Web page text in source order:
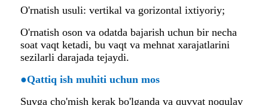
O'rnatish usuli: vertikal va gorizontal ixtiyoriy;
O'rnatish oson va odatda bajarish uchun bir necha
soat vaqt ketadi, bu vaqt va mehnat xarajatlarini
sezilarli darajada tejaydi.
●Qattiq ish muhiti uchun mos
Suvga cho'mish kerak bo'lganda va quvvat noqulay